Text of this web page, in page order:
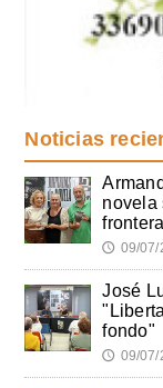
Noticias
novela
🕔 09/07/
José
fondo"
🕔 09/07/